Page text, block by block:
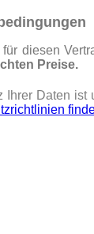
für diesen
Preise.
Ihrer Daten ist